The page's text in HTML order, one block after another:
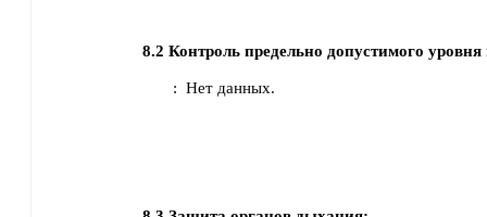
8.2 Контроль предельно допустимого уровня
: Нет данных.